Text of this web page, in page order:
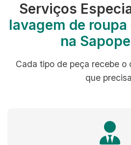
Serviços
lavagem de
na
Cada tipo de peça recebe o
que